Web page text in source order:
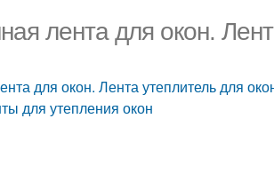
лента для окон.
для окон. Лента утеплитель для
для утепления окон